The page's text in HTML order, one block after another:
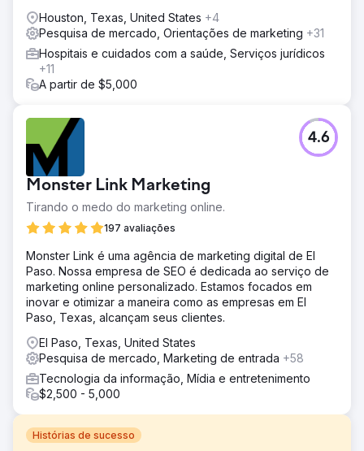
Houston, Texas, United States +4
Pesquisa de mercado, Orientações de marketing +31
Hospitais e cuidados com a saúde, Serviços jurídicos
+11
A partir de $5,000
Monster Link Marketing
Tirando o medo do marketing online.
197 avaliações
4.6
Monster Link é uma agência de marketing digital de El
Paso. Nossa empresa de SEO é dedicada ao serviço de
marketing online personalizado. Estamos focados em
inovar e otimizar a maneira como as empresas em El
Paso, Texas, alcançam seus clientes.
El Paso, Texas, United States
Pesquisa de mercado, Marketing de entrada +58
Tecnologia da informação, Mídia e entretenimento
$2,500 - 5,000
Histórias de sucesso